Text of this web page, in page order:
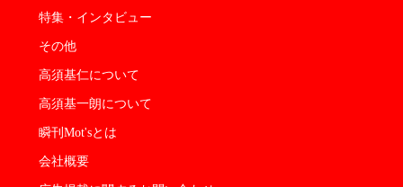
特集・インタビュー
その他
高須基仁について
高須基一朗について
瞬刊Mot'sとは
会社概要